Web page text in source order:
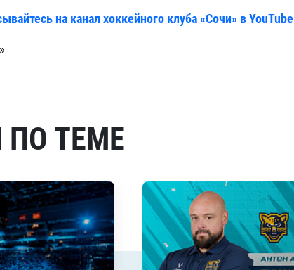
на канал хоккейного клуба «Сочи» в YouTube
ПО ТЕМЕ